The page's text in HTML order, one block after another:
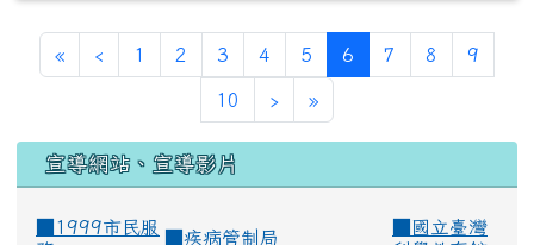
« ‹ 1 2 3 4 5 6 (current)
7 8 9
10 › »
宣導網站、宣導影片
■1999市民服
疾病管制局
國立臺灣